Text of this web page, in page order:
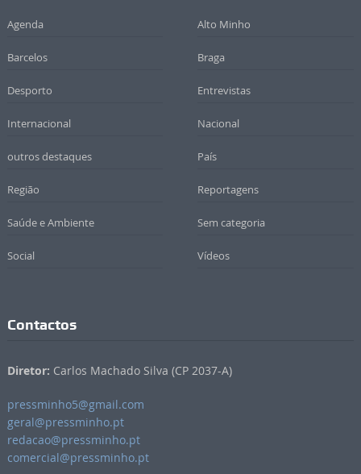
Agenda Alto Minho
Barcelos Braga
Desporto Entrevistas
Internacional Nacional
outros destaques País
Região Reportagens
Saúde e Ambiente Sem categoria
Social Vídeos
Contactos
Diretor: Carlos Machado Silva (CP 2037-A)
pressminho5@gmail.com
geral@pressminho.pt
redacao@pressminho.pt
comercial@pressminho.pt